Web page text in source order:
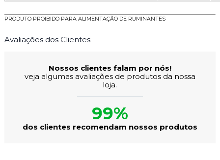
PRODUTO PROIBIDO PARA ALIMENTAÇÃO DE RUMINANTES
Avaliações dos Clientes
Nossos clientes falam por nós!
veja algumas avaliações de produtos da nossa
loja.
99%
dos clientes recomendam nossos produtos